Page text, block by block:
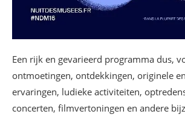
Een rijk en gevarieerd programma dus,
ontmoetingen, ontdekkingen, originele
ervaringen, ludieke activiteiten,
concerten, filmvertoningen en andere